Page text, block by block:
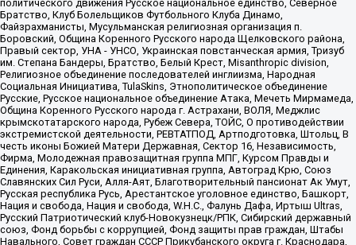
политического движения Русское национальное единство, Северное
Братство, Клуб Болельщиков Футбольного Клуба Динамо,
Файзрахманисты, Мусульманская религиозная организация п.
Боровский, Община Коренного Русского народа Щелковского района,
Правый сектор, УНА - УНСО, Украинская повстанческая армия, Тризуб
им. Степана Бандеры, Братство, Белый Крест, Misanthropic division,
Религиозное объединение последователей инглиизма, Народная
Социальная Инициатива, TulaSkins, Этнополитическое объединение
Русские, Русское национальное объединение Атака, Мечеть Мирмамеда,
Община Коренного Русского народа г. Астрахани, ВОЛЯ, Меджлис
крымскотатарского народа, Рубеж Севера, ТОЙС, О противодействии
экстремистской деятельности, РЕВТАТПОД, Артподготовка, Штольц, В
честь иконы Божией Матери Державная, Сектор 16, Независимость,
Фирма, Молодежная правозащитная группа МПГ, Курсом Правды и
Единения, Каракольская инициативная группа, Автоград Крю, Союз
Славянских Сил Руси, Алля-Аят, Благотворительный пансионат Ак Умут,
Русская республика Русь, Арестантское уголовное единство, Башкорт,
Нация и свобода, Нация и свобода, W.H.С., Фалунь Дафа, Иртыш Ultras,
Русский Патриотический клуб-Новокузнецк/РПК, Сибирский державный
союз, Фонд борьбы с коррупцией, Фонд защиты прав граждан, Штабы
Навального, Совет граждан СССР Прикубанского округа г. Краснодара,